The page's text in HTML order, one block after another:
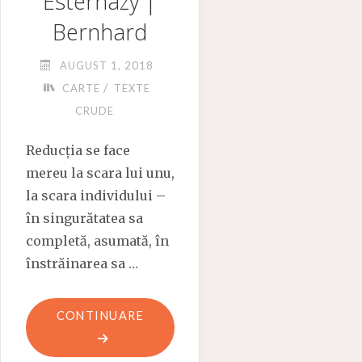
Bernhard
AUGUST 1, 2018
CARTE / TEXTE
CRUDE
Reducția se face
mereu la scara lui unu,
la scara individului –
în singurătatea sa
completă, asumată, în
înstrăinarea sa …
CONTINUARE "ÎNSTRĂINĂRI.
GOMBROWICZ